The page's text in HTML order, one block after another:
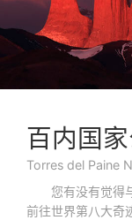
百内国
Torres del Paine
您有没有觉得
前往世界第八大